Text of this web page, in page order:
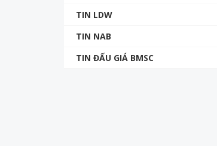
TIN LDW
TIN NAB
TIN ĐẤU GIÁ BMSC